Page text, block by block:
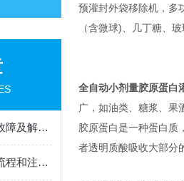
胶原蛋白灌装机的常见故障及解决办法有哪些？
胶原蛋白灌装机的操作流程和注意事项
预灌封外袋移除机，多
（含微球)、几丁糖、
全自动小剂量胶原蛋白
广，如油类、糖浆、果
胶原蛋白是一种蛋白质
者透明质酸吸收大部分